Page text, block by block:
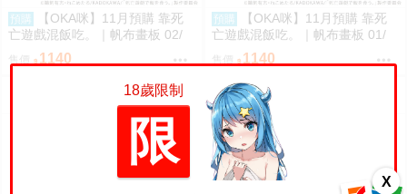
X
預購
【OKA咪】11月預購 靠死
亡遊戲混飯吃。｜帆布畫板 02/
(新繪插畫) (御城)
售價 1140
預購
【OKA咪】11月預購 靠死
亡遊戲混飯吃。｜帆布畫板 01/
(新繪插畫) (幽鬼)
售價 1140
18歲限制
限